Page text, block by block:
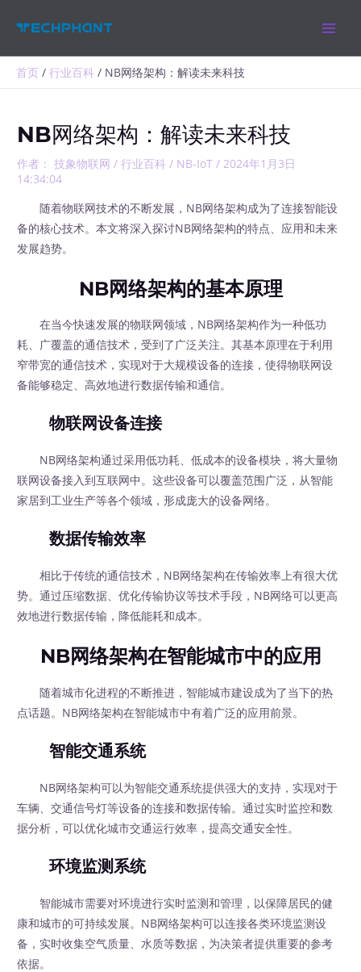
首页 行业百科 NB网络架构：解读未来科技
NB网络架构：解读未来科技
作者： 技象物联网/行业百科 / NB-IoT /2024年1月3日
14:34:04
随着物联网技术的不断发展，NB网络架构成为了连接智能设
备的核心技术。本文将深入探讨NB网络架构的特点、应用和未来
发展趋势。
NB网络架构的基本原理
在当今快速发展的物联网领域，NB网络架构作为一种低功
耗、广覆盖的通信技术，受到了广泛关注。其基本原理在于利用
窄带宽的通信技术，实现对于大规模设备的连接，使得物联网设
备能够稳定、高效地进行数据传输和通信。
物联网设备连接
NB网络架构通过采用低功耗、低成本的设备模块，将大量物
联网设备接入到互联网中。这些设备可以覆盖范围广泛，从智能
家居到工业生产等各个领域，形成庞大的设备网络。
数据传输效率
相比于传统的通信技术，NB网络架构在传输效率上有很大优
势。通过压缩数据、优化传输协议等技术手段，NB网络可以更高
效地进行数据传输，降低能耗和成本。
NB网络架构在智能城市中的应用
随着城市化进程的不断推进，智能城市建设成为了当下的热
点话题。NB网络架构在智能城市中有着广泛的应用前景。
智能交通系统
NB网络架构可以为智能交通系统提供强大的支持，实现对于
车辆、交通信号灯等设备的连接和数据传输。通过实时监控和数
据分析，可以优化城市交通运行效率，提高交通安全性。
环境监测系统
智能城市需要对环境进行实时监测和管理，以保障居民的健
康和城市的可持续发展。NB网络架构可以连接各类环境监测设
备，实时收集空气质量、水质等数据，为决策者提供重要的参考
依据。